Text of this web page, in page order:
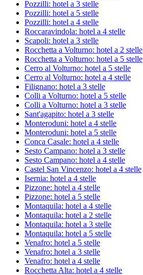
Pozzilli: hotel a 3 stelle
Pozzilli: hotel a 5 stelle
Pozzilli: hotel a 4 stelle
Roccaravindola: hotel a 4 stelle
Scapoli: hotel a 3 stelle
Rocchetta a Volturno: hotel a 2 stelle
Rocchetta a Volturno: hotel a 5 stelle
Cerro al Volturno: hotel a 5 stelle
Cerro al Volturno: hotel a 4 stelle
Filignano: hotel a 3 stelle
Colli a Volturno: hotel a 5 stelle
Colli a Volturno: hotel a 3 stelle
Sant'agapito: hotel a 3 stelle
Monteroduni: hotel a 4 stelle
Monteroduni: hotel a 5 stelle
Conca Casale: hotel a 4 stelle
Sesto Campano: hotel a 3 stelle
Sesto Campano: hotel a 4 stelle
Castel San Vincenzo: hotel a 4 stelle
Isernia: hotel a 4 stelle
Pizzone: hotel a 4 stelle
Pizzone: hotel a 5 stelle
Montaquila: hotel a 4 stelle
Montaquila: hotel a 2 stelle
Montaquila: hotel a 3 stelle
Montaquila: hotel a 5 stelle
Venafro: hotel a 5 stelle
Venafro: hotel a 3 stelle
Venafro: hotel a 4 stelle
Rocchetta Alta: hotel a 4 stelle